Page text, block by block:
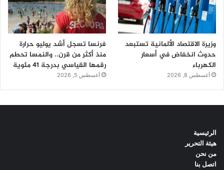
وزيرة الاقتصاد الألمانية تستبعد
حدوث انخفاض في أسعار
الكهرباء
أغسطس 8, 2026
فرنسا تسجل أشد يوليو حرارة
منذ أكثر من قرن.. والنمسا تحطم
رقمها القياسي بدرجة 41 مئوية
أغسطس 5, 2026
الرئيسية
هيئة التحرير
من نحن
اتصل بنا